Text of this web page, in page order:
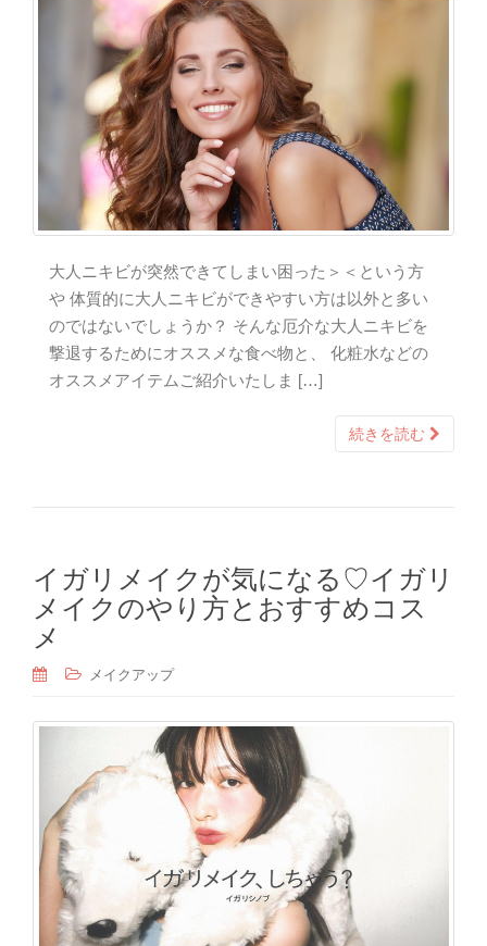
大人ニキビが突然できてしまい困った＞＜という方
や 体質的に大人ニキビができやすい方は以外と多い
のではないでしょうか？ そんな厄介な大人ニキビを
撃退するためにオススメな食べ物と、 化粧水などの
オススメアイテムご紹介いたしま […]
続きを読む
イガリメイクが気になる♡イガリ
メイクのやり方とおすすめコス
メ
メイクアップ